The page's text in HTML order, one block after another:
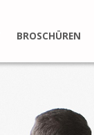
BROSCHÜREN